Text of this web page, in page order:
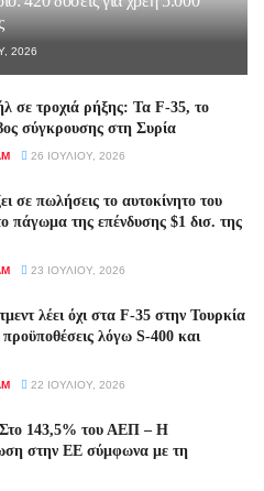
2026
σε τροχιά ρήξης: Τα F-35, το
σύγκρουσης στη Συρία
26 ΙΟΥΛΊΟΥ, 2026
σε πωλήσεις το αυτοκίνητο του
πάγωμα της επένδυσης $1 δισ. της
23 ΙΟΥΛΊΟΥ, 2026
λέει όχι στα F-35 στην Τουρκία
προϋποθέσεις λόγω S-400 και
22 ΙΟΥΛΊΟΥ, 2026
143,5% του ΑΕΠ – Η
στην ΕΕ σύμφωνα με τη